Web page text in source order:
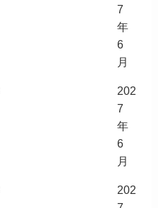
7
年
6
月
202
7
年
6
月
202